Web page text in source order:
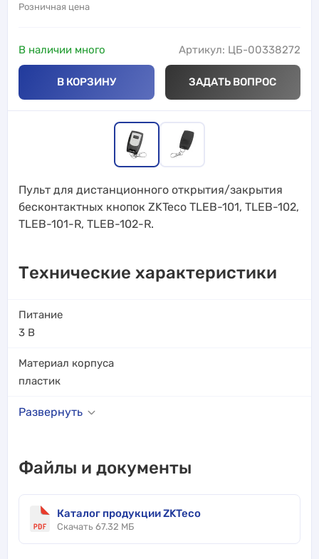
Розничная цена
В наличии много Артикул: ЦБ-00338272
В КОРЗИНУ ЗАДАТЬ ВОПРОС
Пульт для дистанционного открытия/закрытия
бесконтактных кнопок ZKTeco TLEB-101, TLEB-102,
TLEB-101-R, TLEB-102-R.
Технические характеристики
Питание
3 В
Материал корпуса
пластик
Развернуть
Файлы и документы
Каталог продукции ZKTeco
Скачать 67.32 МБ